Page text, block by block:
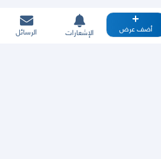
أضف عرض الإشعارات الرسائل